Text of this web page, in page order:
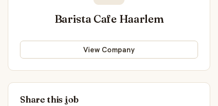
Barista Cafe Haarlem
View Company
Share this job